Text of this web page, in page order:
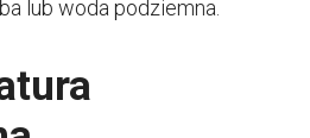
lub woda podziemna.